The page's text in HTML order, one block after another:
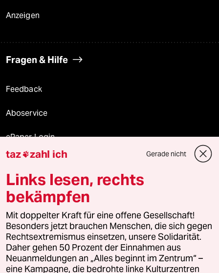
Anzeigen
Fragen & Hilfe
Feedback
Aboservice
ePaper Login
Downloads für Abonnierende
© 2026 taz Verlags und Vertriebs GmbH
Alle Rechte vorbehalten. Bei rechtlichen Fragen oder für Genehmigungen
wenden Sie sich bitte an
lizenzen@taz.de
Feedback Redaktionsstatut Kommune-Richtlinien
taz zahl ich Gerade nicht
Links lesen, rechts
bekämpfen
Mit doppelter Kraft für eine offene Gesellschaft!
Besonders jetzt brauchen Menschen, die sich gegen
Rechtsextremismus einsetzen, unsere Solidarität.
Daher gehen 50 Prozent der Einnahmen aus
Neuanmeldungen an „Alles beginnt im Zentrum“ –
eine Kampagne, die bedrohte linke Kulturzentren